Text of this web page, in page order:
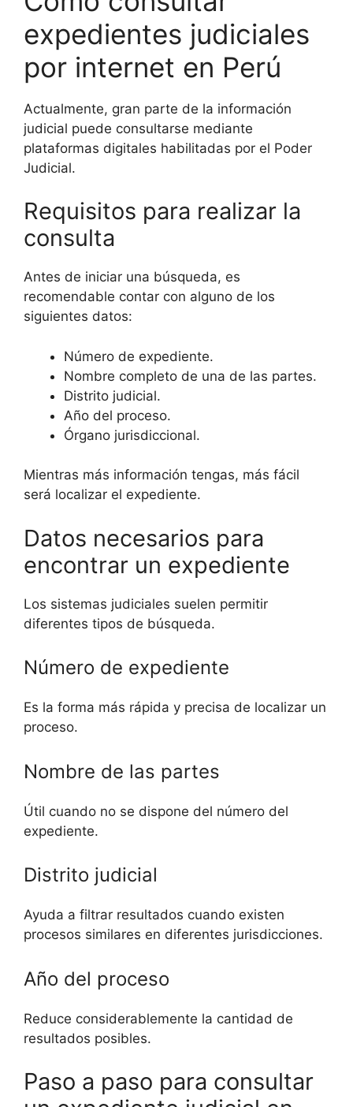
expedientes judiciales
por internet en Perú
Actualmente, gran parte de la información
judicial puede consultarse mediante
plataformas digitales habilitadas por el Poder
Judicial.
Requisitos para realizar la
consulta
Antes de iniciar una búsqueda, es
recomendable contar con alguno de los
siguientes datos:
Número de expediente.
Nombre completo de una de las partes.
Distrito judicial.
Año del proceso.
Órgano jurisdiccional.
Mientras más información tengas, más fácil
será localizar el expediente.
Datos necesarios para
encontrar un expediente
Los sistemas judiciales suelen permitir
diferentes tipos de búsqueda.
Número de expediente
Es la forma más rápida y precisa de localizar un
proceso.
Nombre de las partes
Útil cuando no se dispone del número del
expediente.
Distrito judicial
Ayuda a filtrar resultados cuando existen
procesos similares en diferentes jurisdicciones.
Año del proceso
Reduce considerablemente la cantidad de
resultados posibles.
Paso a paso para consultar